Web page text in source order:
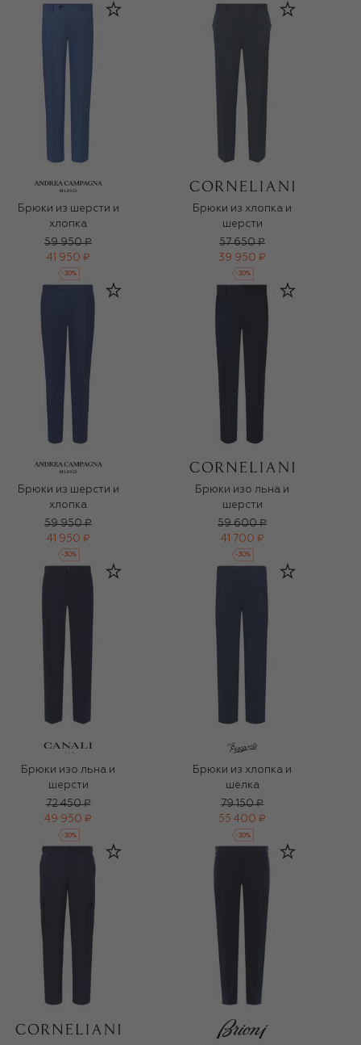
Брюки из шерсти и
хлопка
59 950 ₽
41 950 ₽
-30%
Брюки из хлопка и
шерсти
57 650 ₽
39 950 ₽
-30%
Брюки из шерсти и
хлопка
59 950 ₽
41 950 ₽
-30%
Брюки изо льна и
шерсти
59 600 ₽
41 700 ₽
-30%
Брюки изо льна и
шерсти
72 450 ₽
49 950 ₽
-30%
Брюки из хлопка и
шелка
79 150 ₽
55 400 ₽
-30%